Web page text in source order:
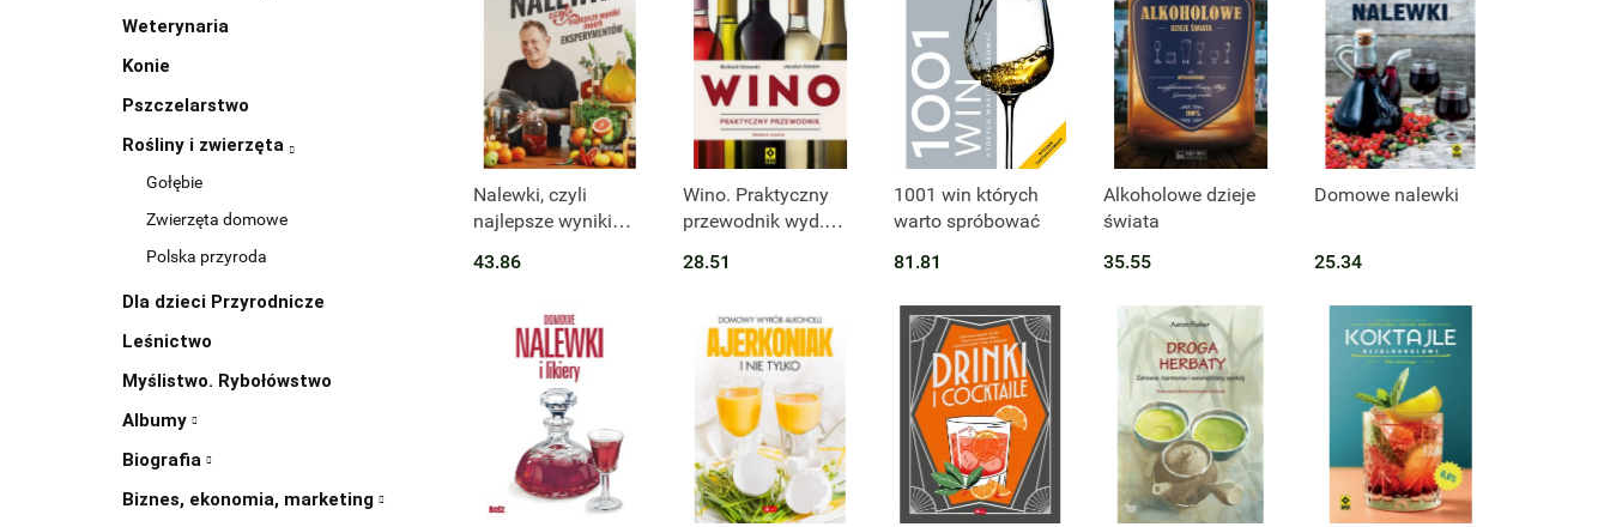
Weterynaria
Konie
Pszczelarstwo
Rośliny i zwierzęta
Gołębie
Zwierzęta domowe
Polska przyroda
Dla dzieci Przyrodnicze
Leśnictwo
Myślistwo. Rybołówstwo
Albumy
Biografia
Biznes, ekonomia, marketing
Produkt niedostępny
Nalewki, czyli
najlepsze wyniki
eksperymentów. Jak
43.86
Produkt niedostępny
Wino. Praktyczny
przewodnik wyd.
28.51
1001 win których
warto spróbować
81.81
Alkoholowe dzieje
świata
35.55
Domowe nalewki
25.34